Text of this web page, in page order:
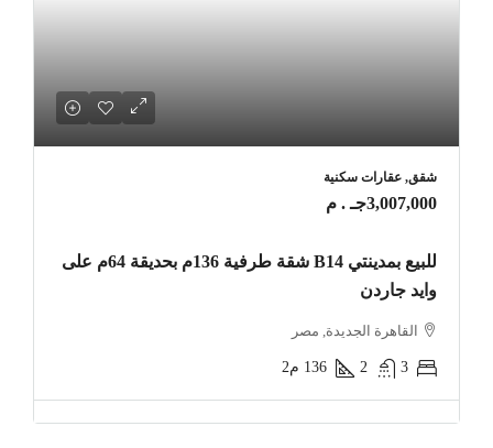
شقق, عقارات سكنية
3,007,000جـ . م
للبيع بمدينتي B14 شقة طرفية 136م بحديقة 64م على
وايد جاردن
القاهرة الجديدة, مصر
3
2
136 م2